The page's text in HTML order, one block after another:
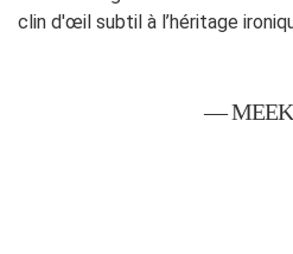
clin d'œil subtil à l’héritage
—